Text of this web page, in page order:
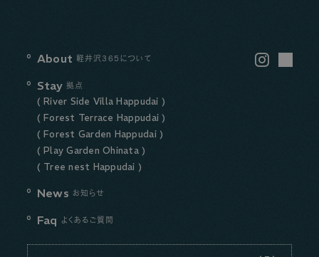
About 軽井沢365について
Stay 拠点
( River Side Villa Happudai )
( Forest Terrace Happudai )
( Forest Garden Happudai )
( Play Garden Ohinata )
( Tree nest Happudai )
News お知らせ
Faq よくあるご質問